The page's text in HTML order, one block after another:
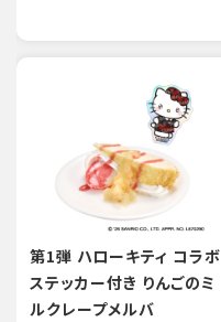
第1弾 ハローキティ コラボ
ステッカー付き りんごのミ
ルクレープメルバ